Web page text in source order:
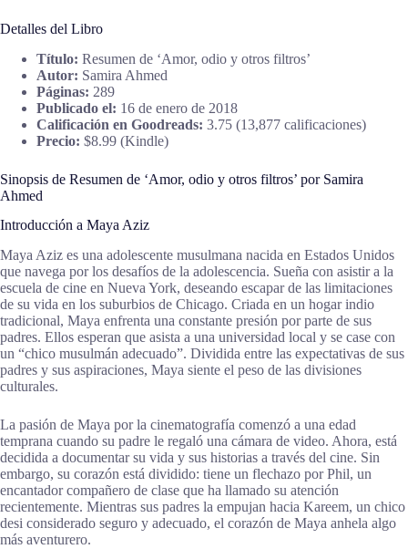
Detalles del Libro
Título: Resumen de ‘Amor, odio y otros filtros’
Autor: Samira Ahmed
Páginas: 289
Publicado el: 16 de enero de 2018
Calificación en Goodreads: 3.75 (13,877 calificaciones)
Precio: $8.99 (Kindle)
Sinopsis de Resumen de ‘Amor, odio y otros filtros’ por Samira
Ahmed
Introducción a Maya Aziz
Maya Aziz es una adolescente musulmana nacida en Estados Unidos
que navega por los desafíos de la adolescencia. Sueña con asistir a la
escuela de cine en Nueva York, deseando escapar de las limitaciones
de su vida en los suburbios de Chicago. Criada en un hogar indio
tradicional, Maya enfrenta una constante presión por parte de sus
padres. Ellos esperan que asista a una universidad local y se case con
un “chico musulmán adecuado”. Dividida entre las expectativas de sus
padres y sus aspiraciones, Maya siente el peso de las divisiones
culturales.
La pasión de Maya por la cinematografía comenzó a una edad
temprana cuando su padre le regaló una cámara de video. Ahora, está
decidida a documentar su vida y sus historias a través del cine. Sin
embargo, su corazón está dividido: tiene un flechazo por Phil, un
encantador compañero de clase que ha llamado su atención
recientemente. Mientras sus padres la empujan hacia Kareem, un chico
desi considerado seguro y adecuado, el corazón de Maya anhela algo
más aventurero.